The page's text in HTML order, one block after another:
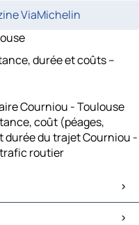
ViaMichelin
durée et coûts –
Courniou - Toulouse
coût (péages,
durée du trajet Courniou -
routier